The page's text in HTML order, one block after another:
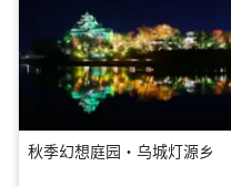
秋季幻想庭园・乌城灯源乡